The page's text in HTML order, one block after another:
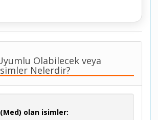
Olabilecek veya
Nelerdir?
olan isimler: